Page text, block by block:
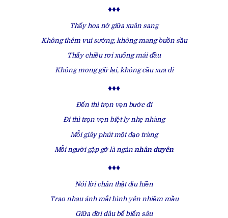
♦♦♦
Thấy hoa nở giữa xuân sang
Không thêm vui sướng, không mang buồn sầu
Thấy chiều rơi xuống mái đầu
Không mong giữ lại, không cầu xua đi
♦♦♦
Đến thì trọn vẹn bước đi
Đi thì trọn vẹn biệt ly nhẹ nhàng
Mỗi giây phút một đạo tràng
Mỗi người gặp gỡ là ngàn nhân duyên
♦♦♦
Nói lời chân thật dịu hiền
Trao nhau ánh mắt bình yên nhiệm mầu
Giữa đời dâu bể biển sâu